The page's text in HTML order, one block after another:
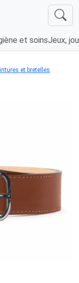
et soinsJeux,
et bretelles